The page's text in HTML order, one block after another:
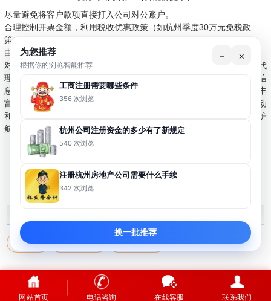
尽量避免将客户款项直接打入公司对公账户。
合理控制开票金额，利用税收优惠政策（如杭州季度30万元免税政
策），在会计账簿上将收入保持在较低水平。
由专业会计人员优化账务处理，使公司呈现微亏状态以减少纳税支出。
对于初创企业而言，若暂未聘请专职会计，可选择携创网等专业机构代
理做账报税服务，有效降低运营成本。更多关于公司注册服务的详细信
息及帮助文档，请点击链接进一步了解。在裕发隆会计网站内，还有丰
富的相关内容供您探索，部分产品支持免费体验，并定期推出优惠活动
和代金券等福利。亲身体验方能深入了解，期待为您的创业之路保驾护
航！
下一篇: 杭州公司注销企业简易注销登记政策
杭州公司 自己注册公司 杭州公司代办
Copyright ©杭州裕发隆会计服务有限公司
网站首页 电话咨询 在线客服 联系我们
为您推荐
根据你的浏览智能推荐
– ×
工商注册需要哪些条件
356 次浏览
杭州公司注册资金的多少有了新规定
540 次浏览
注册杭州房地产公司需要什么手续
342 次浏览
换一批推荐